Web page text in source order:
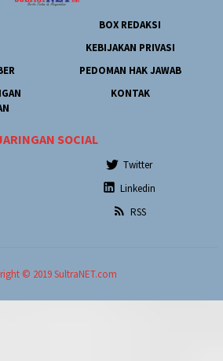
BOX REDAKSI
KEBIJAKAN PRIVASI
PEDOMAN HAK JAWAB
KONTAK
SOCIAL
Twitter
Linkedin
RSS
© 2019 SultraNET.com